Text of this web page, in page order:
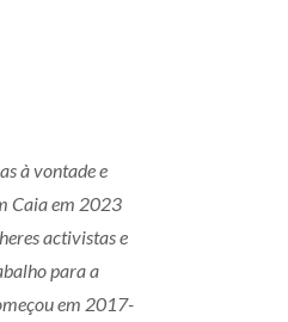
à vontade e
Caia em 2023
activistas e
para a
em 2017-